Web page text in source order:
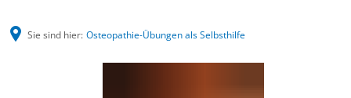
Sie sind hier: Osteopathie-Übungen als Selbsthilfe